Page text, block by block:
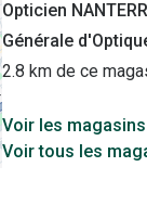
Opticien
Générale
2.8 km de ce
Voir les
Voir tous les